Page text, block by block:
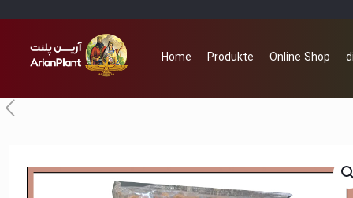
Home Produkte Online Shop